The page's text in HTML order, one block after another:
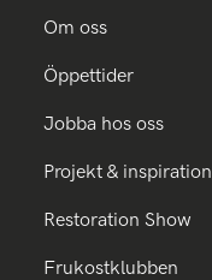
Om oss
Öppettider
Jobba hos oss
Projekt & inspiration
Restoration Show
Frukostklubben